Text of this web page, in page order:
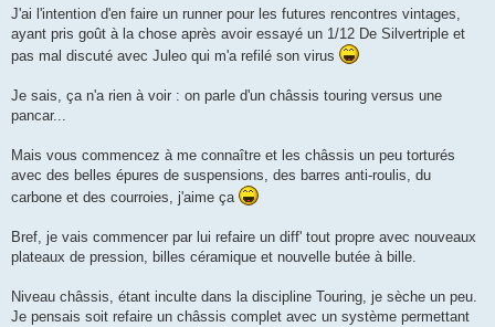
J'ai l'intention d'en faire un runner pour les futures rencontres vintages,
ayant pris goût à la chose après avoir essayé un 1/12 De Silvertriple et
pas mal discuté avec Juleo qui m'a refilé son virus
Je sais, ça n'a rien à voir : on parle d'un châssis touring versus une
pancar...
Mais vous commencez à me connaître et les châssis un peu torturés
avec des belles épures de suspensions, des barres anti-roulis, du
carbone et des courroies, j'aime ça
Bref, je vais commencer par lui refaire un diff' tout propre avec nouveaux
plateaux de pression, billes céramique et nouvelle butée à bille.
Niveau châssis, étant inculte dans la discipline Touring, je sèche un peu.
Je pensais soit refaire un châssis complet avec un système permettant